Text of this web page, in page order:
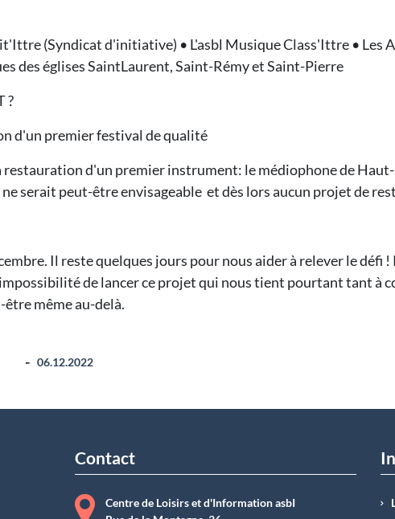
(Syndicat d'initiative) • L'asbl Musique Class'Ittre • Les
des églises SaintLaurent, Saint-Rémy et Saint-Pierre
?
d'un premier festival de qualité
restauration d'un premier instrument: le médiophone de
serait peut-être envisageable et dès lors aucun projet de
Il reste quelques jours pour nous aider à relever le défi !
de lancer ce projet qui nous tient pourtant tant
même au-delà.
06.12.2022
Contact
Centre de Loisirs et d'Information asbI